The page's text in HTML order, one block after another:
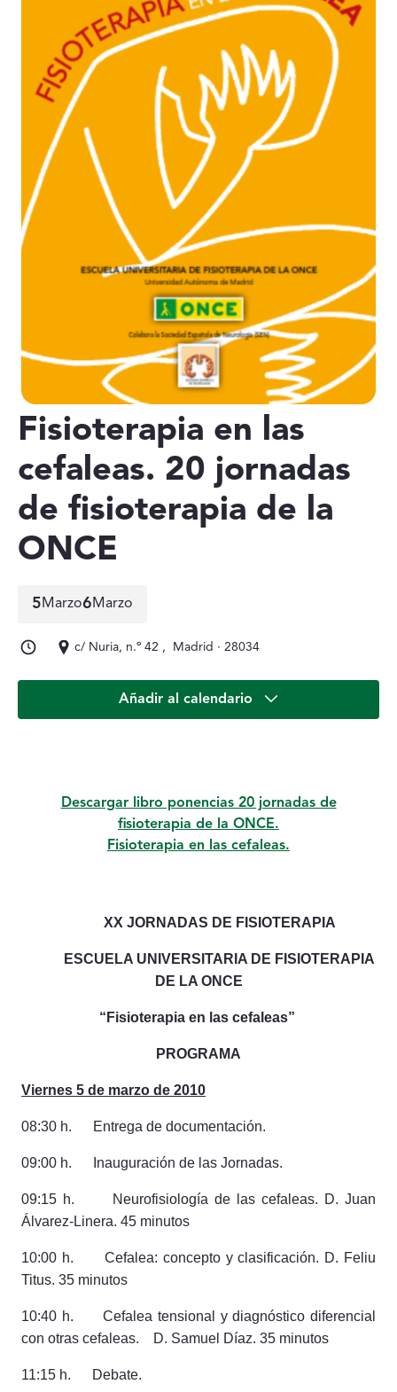
Fisioterapia en las
cefaleas. 20 jornadas
de fisioterapia de la
ONCE
5Marzo6Marzo
c/ Nuria, n.º 42 , Madrid · 28034
Añadir al calendario
Descargar libro ponencias 20 jornadas de
fisioterapia de la ONCE.
Fisioterapia en las cefaleas.
XX JORNADAS DE FISIOTERAPIA
ESCUELA UNIVERSITARIA DE FISIOTERAPIA
DE LA ONCE
“Fisioterapia en las cefaleas”
PROGRAMA
Viernes 5 de marzo de 2010
08:30 h. Entrega de documentación.
09:00 h. Inauguración de las Jornadas.
09:15 h. Neurofisiología de las cefaleas. D. Juan
Álvarez-Linera. 45 minutos
10:00 h. Cefalea: concepto y clasificación. D. Feliu
Titus. 35 minutos
10:40 h. Cefalea tensional y diagnóstico diferencial
con otras cefaleas. D. Samuel Díaz. 35 minutos
11:15 h. Debate.